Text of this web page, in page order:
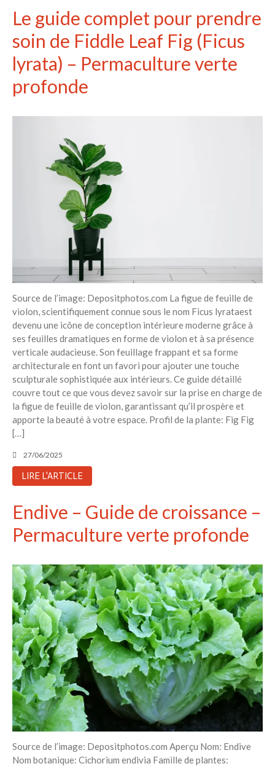
Le guide complet pour prendre
soin de Fiddle Leaf Fig (Ficus
lyrata) – Permaculture verte
profonde
Source de l’image: Depositphotos.com La figue de feuille de
violon, scientifiquement connue sous le nom Ficus lyrataest
devenu une icône de conception intérieure moderne grâce à
ses feuilles dramatiques en forme de violon et à sa présence
verticale audacieuse. Son feuillage frappant et sa forme
architecturale en font un favori pour ajouter une touche
sculpturale sophistiquée aux intérieurs. Ce guide détaillé
couvre tout ce que vous devez savoir sur la prise en charge de
la figue de feuille de violon, garantissant qu’il prospère et
apporte la beauté à votre espace. Profil de la plante: Fig Fig
[…]
27/06/2025
LIRE L'ARTICLE
Endive – Guide de croissance –
Permaculture verte profonde
Source de l’image: Depositphotos.com Aperçu Nom: Endive
Nom botanique: Cichorium endivia Famille de plantes: